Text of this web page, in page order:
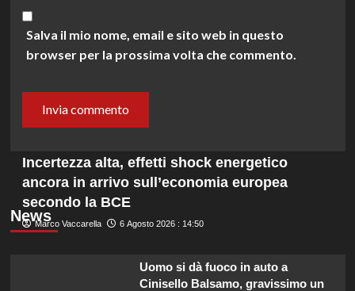
Salva il mio nome, email e sito web in questo
browser per la prossima volta che commento.
News
Incertezza alta, effetti shock energetico
ancora in arrivo sull’economia europea
secondo la BCE
Marco Vaccarella 6 Agosto 2026 : 14:50
Uomo si dà fuoco in auto a
Cinisello Balsamo, gravissimo un